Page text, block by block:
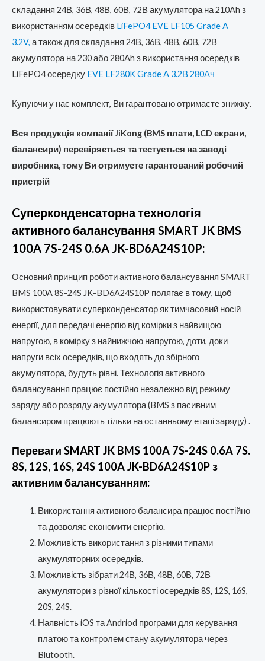
складання 24В, 36В, 48В, 60В, 72В акумулятора на 210Ah з
використанням осередків LiFePO4 EVE LF105 Grade A
3.2V, а також для складання 24В, 36В, 48В, 60В, 72В
акумулятора на 230 або 280Ah з використання осередків
LiFePO4 осередку EVE LF280K Grade A 3.2В 280Ач
Купуючи у нас комплект, Ви гарантовано отримаєте знижку.
Вся продукція компанії JiKong (BMS плати, LCD екрани,
балансири) перевіряється та тестується на заводі
виробника, тому Ви отримуєте гарантований робочий
пристрій
Cуперконденсаторна технологія
активного балансування SMART JK BMS
100A 7S-24S 0.6A JK-BD6A24S10P:
Основний принцип роботи активного балансування SMART
BMS 100A 8S-24S JK-BD6A24S10P полягає в тому, щоб
використовувати суперконденсатор як тимчасовий носій
енергії, для передачі енергію від комірки з найвищою
напругою, в комірку з найнижчою напругою, доти, доки
напруги всіх осередків, що входять до збірного
акумулятора, будуть рівні. Технологія активного
балансування працює постійно незалежно від режиму
заряду або розряду акумулятора (BMS з пасивним
балансиром працюють тільки на останньому етапі заряду) .
Переваги SMART JK BMS 100A 7S-24S 0.6A 7S.
8S, 12S, 16S, 24S 100A JK-BD6A24S10P з
активним балансуванням:
Використання активного балансира працює постійно
та дозволяє економити енергію.
Можливість використання з різними типами
акумуляторних осередків.
Можливість зібрати 24В, 36В, 48В, 60В, 72В
акумулятори з різної кількості осередків 8S, 12S, 16S,
20S, 24S.
Наявність iOS та Andriod програми для керування
платою та контролем стану акумулятора через
Blutooth.